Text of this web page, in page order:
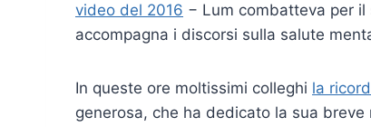
video del 2016 − Lum combatteva per
accompagna i discorsi sulla salute
In queste ore moltissimi colleghi la
generosa, che ha dedicato la sua